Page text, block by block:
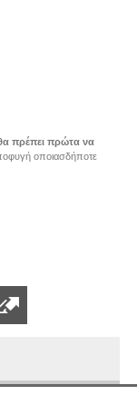
πρέπει πρώτα να
οποιασδήποτε